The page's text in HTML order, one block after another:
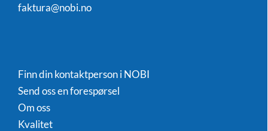
faktura@nobi.no
Finn din kontaktperson i NOBI
Send oss en forespørsel
Om oss
Kvalitet